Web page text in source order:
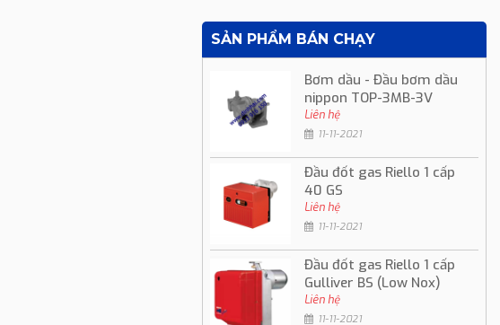
SẢN PHẨM BÁN CHẠY
Bơm dầu - Đầu bơm dầu
nippon TOP-3MB-3V
Liên hệ
11-11-2021
Đầu đốt gas Riello 1 cấp
40 GS
Liên hệ
11-11-2021
Đầu đốt gas Riello 1 cấp
Gulliver BS (Low Nox)
Liên hệ
11-11-2021